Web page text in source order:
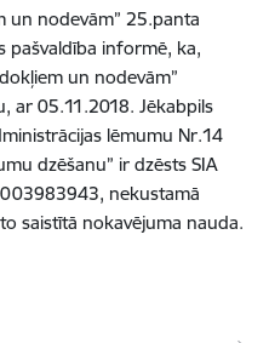
un nodevām” 25.panta
pašvaldība informē, ka,
un nodevām”
ar 05.11.2018. Jēkabpils
lēmumu Nr.14
dzēšanu” ir dzēsts SIA
nekustamā
saistītā nokavējuma nauda.